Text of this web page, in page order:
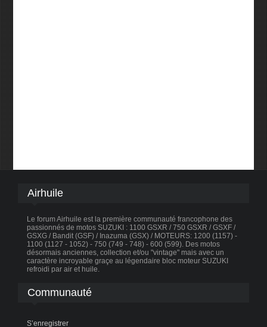
Airhuile
Le forum Airhuile est la première communauté francophone des
passionnés de motos SUZUKI : 1100 GSXR / 750 GSXR / GSXF /
GSXG / Bandit (GSF) / Inazuma (GSX) / MOTEURS: 1200 (1157) -
1100 (1127 - 1052) - 750 (749 - 748) - 600 (599). Des motos
désormais anciennes, collection et/ou "vintage" mais avec un
caractère incroyable graçe au légendaire bloc moteur SUZUKI
refroidi par air et huile.
Communauté
S’enregistrer